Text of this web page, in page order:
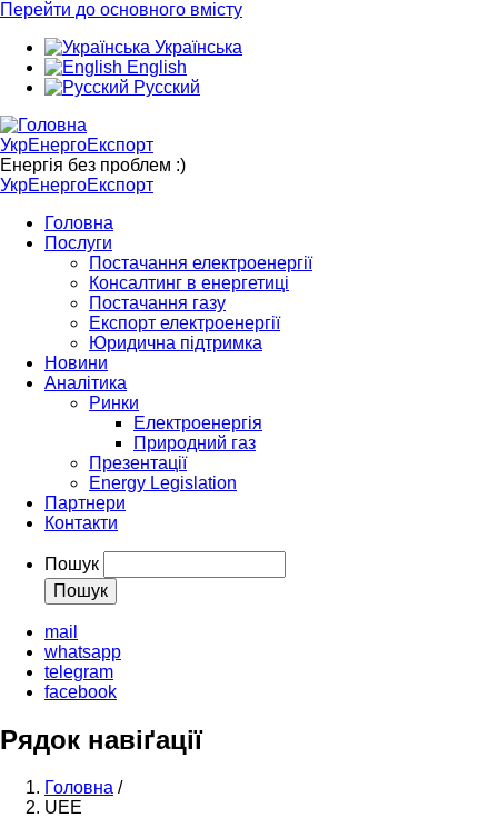
Перейти до основного вмісту
Українська
English
Русский
УкрЕнергоЕкспорт
Енергія без проблем :)
УкрЕнергоЕкспорт
Головна
Послуги
Постачання електроенергії
Консалтинг в енергетиці
Постачання газу
Експорт електроенергії
Юридична підтримка
Новини
Аналітика
Ринки
Електроенергія
Природний газ
Презентації
Energy Legislation
Партнери
Контакти
Пошук
mail
whatsapp
telegram
facebook
Рядок навіґації
Головна /
UEE